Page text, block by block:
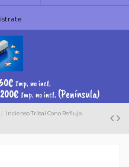
Imp. no incl.
Imp. no incl. (Península)
Incienso Tribal Cono Reflujo